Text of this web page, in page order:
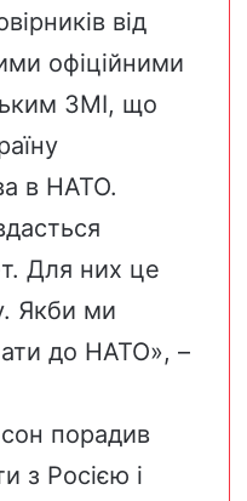
від
офіційними
ЗМІ, що
в НАТО.
Для них це
Якби ми
до НАТО», –
порадив
з Росією і